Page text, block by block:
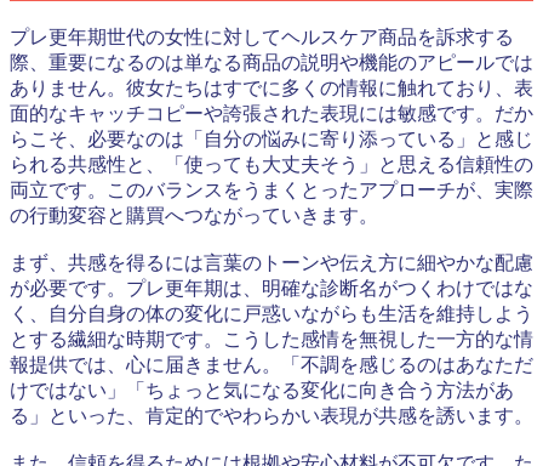
プレ更年期世代の女性に対してヘルスケア商品を訴求する
際、重要になるのは単なる商品の説明や機能のアピールでは
ありません。彼女たちはすでに多くの情報に触れており、表
面的なキャッチコピーや誇張された表現には敏感です。だか
らこそ、必要なのは「自分の悩みに寄り添っている」と感じ
られる共感性と、「使っても大丈夫そう」と思える信頼性の
両立です。このバランスをうまくとったアプローチが、実際
の行動変容と購買へつながっていきます。
まず、共感を得るには言葉のトーンや伝え方に細やかな配慮
が必要です。プレ更年期は、明確な診断名がつくわけではな
く、自分自身の体の変化に戸惑いながらも生活を維持しよう
とする繊細な時期です。こうした感情を無視した一方的な情
報提供では、心に届きません。「不調を感じるのはあなただ
けではない」「ちょっと気になる変化に向き合う方法があ
る」といった、肯定的でやわらかい表現が共感を誘います。